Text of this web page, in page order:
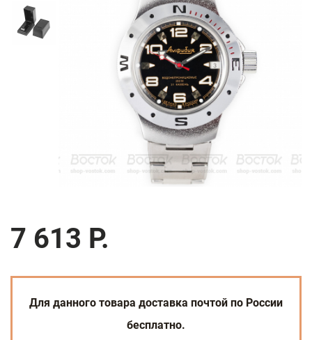
7 613 Р.
Для данного товара доставка почтой по России
бесплатно.